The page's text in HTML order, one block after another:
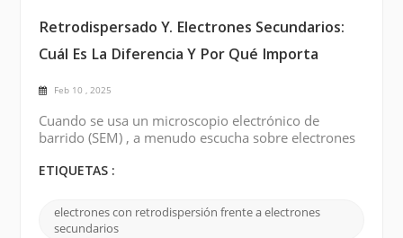
Retrodispersado Y. Electrones Secundarios:
Cuál Es La Diferencia Y Por Qué Importa
Feb 10 , 2025
Cuando se usa un microscopio electrónico de
barrido (SEM) , a menudo escucha sobre electrones
. Pero, ¿qué son exactamente? ¿Y por qué deberías
microscopía electrónica, comprender estos dos
tipos de electrones es esencial para interpretar
ETIQUETAS :
electrones con retrodispersión frente a electrones
secundarios